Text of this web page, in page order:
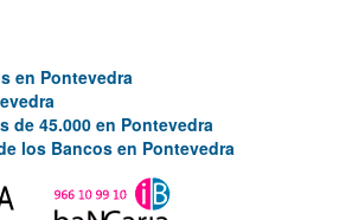
en Pontevedra
de 45.000 en Pontevedra
los Bancos en Pontevedra